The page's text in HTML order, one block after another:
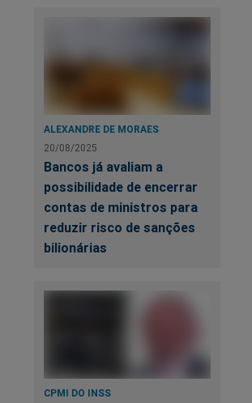
ALEXANDRE DE MORAES
20/08/2025
Bancos já avaliam a
possibilidade de encerrar
contas de ministros para
reduzir risco de sanções
bilionárias
CPMI DO INSS